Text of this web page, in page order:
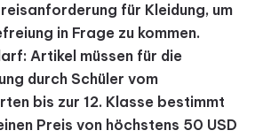
für Kleidung, um
in Frage zu kommen.
Artikel müssen für die
durch Schüler vom
bis zur 12. Klasse bestimmt
Preis von höchstens 50 USD